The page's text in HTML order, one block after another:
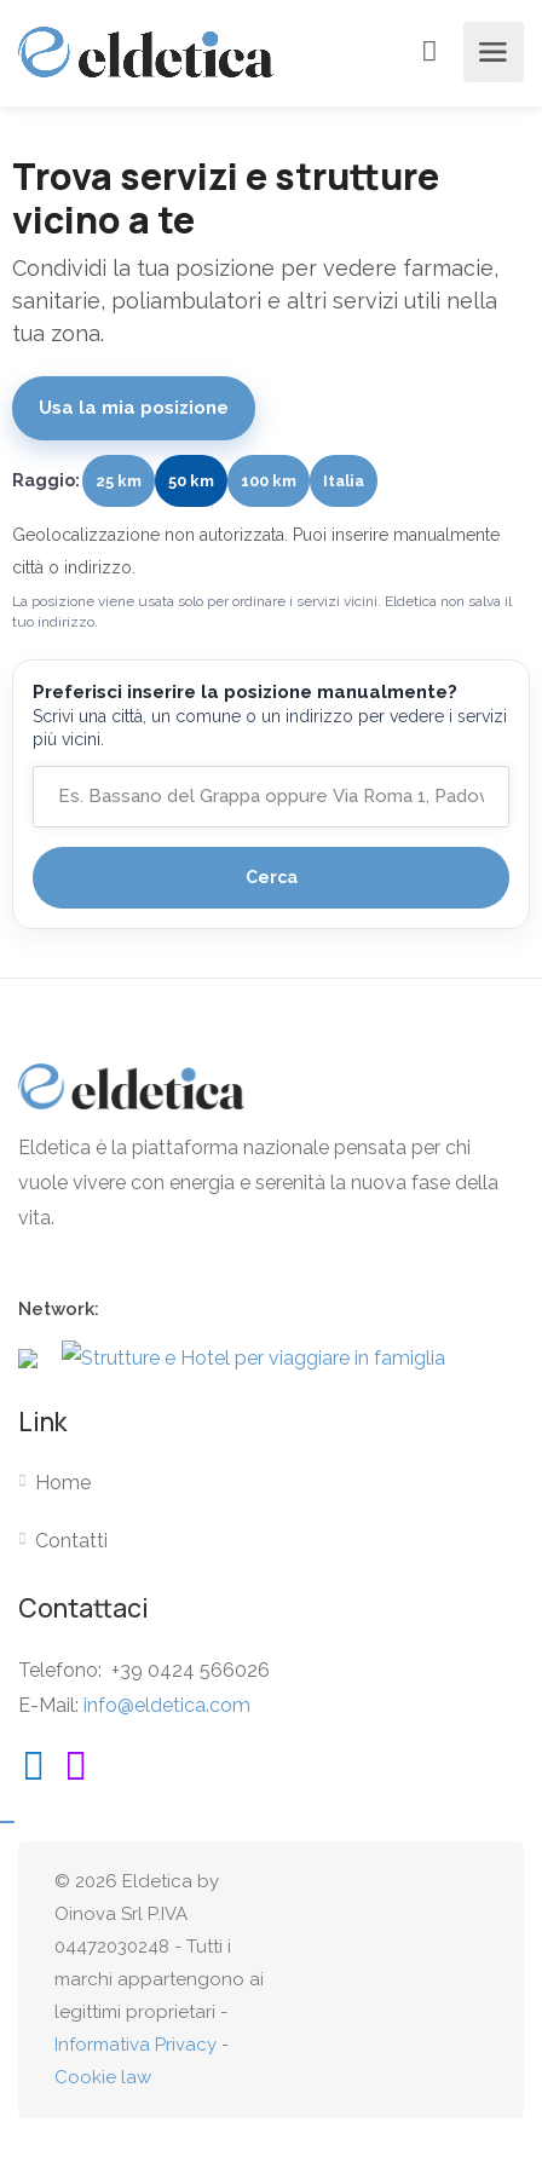
Trova servizi e strutture
vicino a te
Condividi la tua posizione per vedere farmacie,
sanitarie, poliambulatori e altri servizi utili nella
tua zona.
Usa la mia posizione
Raggio: 25 km 50 km 100 km Italia
Geolocalizzazione non autorizzata. Puoi inserire manualmente
città o indirizzo.
La posizione viene usata solo per ordinare i servizi vicini. Eldetica non salva il
tuo indirizzo.
Preferisci inserire la posizione manualmente?
Scrivi una città, un comune o un indirizzo per vedere i servizi
più vicini.
Cerca
Eldetica è la piattaforma nazionale pensata per chi
vuole vivere con energia e serenità la nuova fase della
vita.
Network:
Link
Home
Contatti
Contattaci
Telefono: +39 0424 566026
E-Mail: info@eldetica.com
© 2026 Eldetica by
Oinova Srl P.IVA
04472030248 - Tutti i
marchi appartengono ai
legittimi proprietari -
Informativa Privacy -
Cookie law